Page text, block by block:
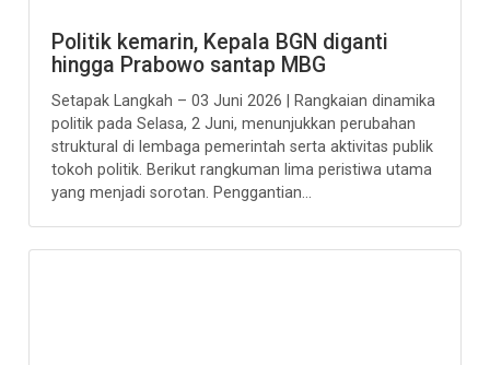
Politik kemarin, Kepala BGN diganti
hingga Prabowo santap MBG
Setapak Langkah – 03 Juni 2026 | Rangkaian dinamika
politik pada Selasa, 2 Juni, menunjukkan perubahan
struktural di lembaga pemerintah serta aktivitas publik
tokoh politik. Berikut rangkuman lima peristiwa utama
yang menjadi sorotan. Penggantian...